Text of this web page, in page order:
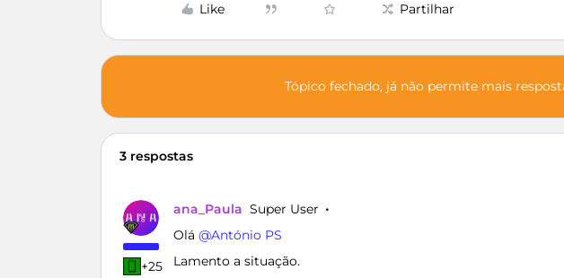
Like Partilhar
Tópico fechado, já não permite mais
3 respostas
+25
ana_Paula Super User
Olá ​ @António PS
Lamento a situação.